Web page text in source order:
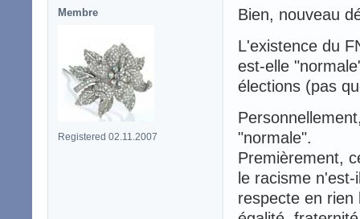
Membre
Registered 02.11.2007
Bien, nouveau
L'existence du
est-elle
élections (pas
"normale".
Premièrement,
le racisme
respecte en rien